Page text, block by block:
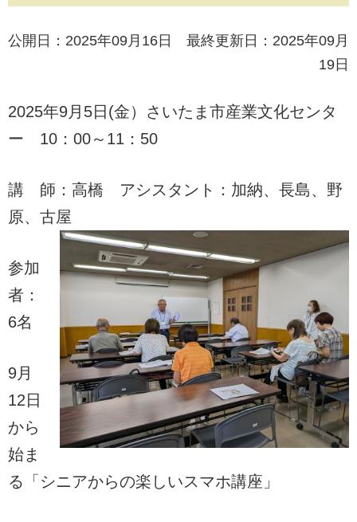
公開日：2025年09月16日 最終更新日：2025年09月
19日
2025年9月5日(金）さいたま市産業文化センタ
ー 10：00～11：50
講 師：高橋 アシスタント：加納、長島、野
原、古屋
参加
者：
6名
9月
12日
から
始ま
る「シニアからの楽しいスマホ講座」